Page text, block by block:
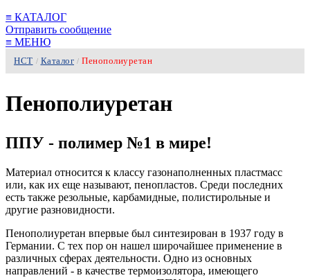
≡ КАТАЛОГ
Отправить сообщение
≡ МЕНЮ
НСТ / Каталог / Пенополиуретан
Пенополиуретан
ППУ - полимер №1 в мире!
Материал относится к классу газонаполненных пластмасс
или, как их еще называют, пенопластов. Среди последних
есть также резольные, карбамидные, полистирольные и
другие разновидности.
Пенополиуретан впервые был синтезирован в 1937 году в
Германии. С тех пор он нашел широчайшее применение в
различных сферах деятельности. Одно из основных
направлений - в качестве термоизолятора, имеющего